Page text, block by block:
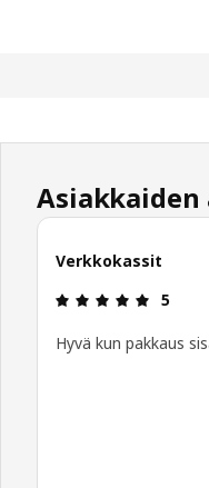
Verkkokassit
: 5 / 5
5
Hyvä kun pakkaus